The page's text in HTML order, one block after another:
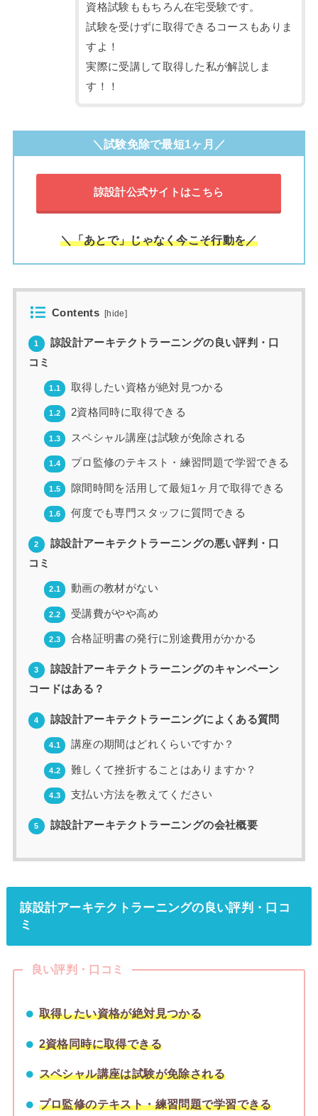
資格試験ももちろん在宅受験です。
試験を受けずに取得できるコースもありま
すよ！
実際に受講して取得した私が解説しま
す！！
＼試験免除で最短1ヶ月／
諒設計公式サイトはこちら
＼「あとで」じゃなく今こそ行動を／
Contents [hide]
1
諒設計アーキテクトラーニングの良い評判・口
コミ
1.1 取得したい資格が絶対見つかる
1.2 2資格同時に取得できる
1.3 スペシャル講座は試験が免除される
1.4 プロ監修のテキスト・練習問題で学習できる
1.5 隙間時間を活用して最短1ヶ月で取得できる
1.6 何度でも専門スタッフに質問できる
2
諒設計アーキテクトラーニングの悪い評判・口
コミ
2.1 動画の教材がない
2.2 受講費がやや高め
2.3 合格証明書の発行に別途費用がかかる
3
諒設計アーキテクトラーニングのキャンペーン
コードはある？
4 諒設計アーキテクトラーニングによくある質問
4.1 講座の期間はどれくらいですか？
4.2 難しくて挫折することはありますか？
4.3 支払い方法を教えてください
5 諒設計アーキテクトラーニングの会社概要
諒設計アーキテクトラーニングの良い評判・口コ
ミ
良い評判・口コミ
取得したい資格が絶対見つかる
2資格同時に取得できる
スペシャル講座は試験が免除される
プロ監修のテキスト・練習問題で学習できる